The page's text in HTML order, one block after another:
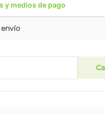
y medios de pago